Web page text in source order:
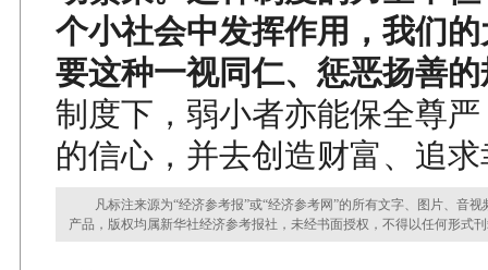
个小社会中发挥作用，我们
要这种一视同仁、惩恶扬善
制度下，弱小者亦能保全尊
的信心，并去创造财富、追
凡标注来源为“经济参考报”或“经济参考网”的所有文字、图片、音视
产品，版权均属新华社经济参考报社，未经书面授权，不得以任何形式